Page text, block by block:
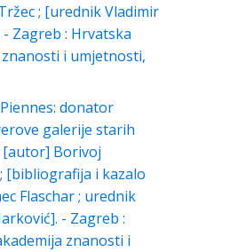
; [urednik Vladimir
Zagreb : Hrvatska
i umjetnosti,
donator
galerije starih
Borivoj
[bibliografija i kazalo
Flaschar ; urednik
- Zagreb :
znanosti i